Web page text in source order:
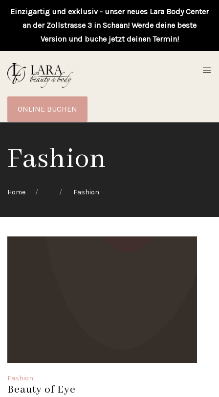
Einzigartig und exklusiv - unser neues Lara Body Center
an der Zollstrasse 3 in Schaan! Werde deine beste
Version und buche jetzt deinen Termin!
ONLINE BUCHEN
Fashion
Home Fashion
Fashion
Beauty of Eye